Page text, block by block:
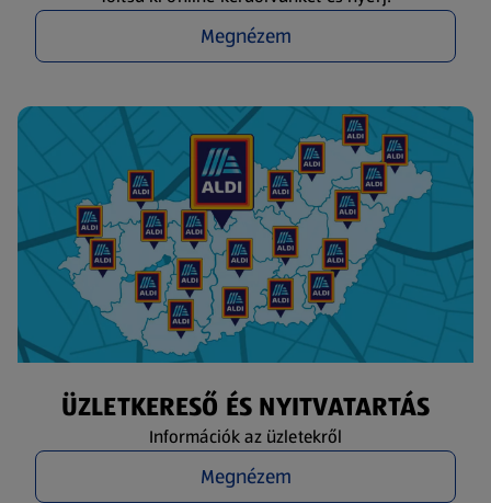
Megnézem
ÜZLETKERESŐ ÉS NYITVATARTÁS
Információk az üzletekről
Megnézem